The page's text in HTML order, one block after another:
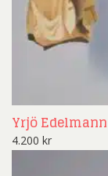
Yrjö
4.200 kr